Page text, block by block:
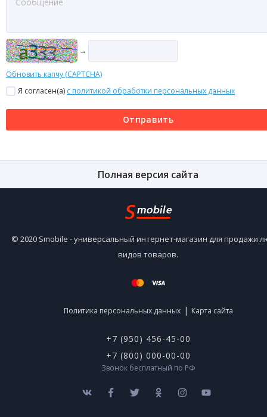
→
Обновить капчу (CAPTCHA)
Я согласен(a) с политикой обработки персональных данных
Отправить
Полная версия сайта
© 2020 Smobile - универсальный интернет-магазин для продажи
видов товаров.
Политика персональных данных | Карта сайта
+7 (950) 456-45-00
+7 (800) 000-00-00
Звонок бесплатный по РФ